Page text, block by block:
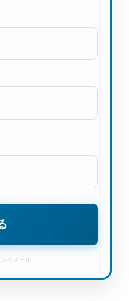
ジメール